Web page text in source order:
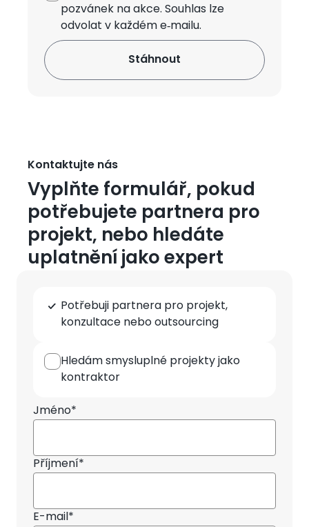
pozvánek na akce. Souhlas lze
odvolat v každém e‑mailu.
Kontaktujte nás
Vyplňte formulář, pokud
potřebujete partnera pro
projekt, nebo hledáte
uplatnění jako expert
spolupráce
Potřebuji partnera pro projekt,
konzultace nebo outsourcing
Hledám smysluplné projekty jako
kontraktor
Jméno*
Příjmení*
E-mail*